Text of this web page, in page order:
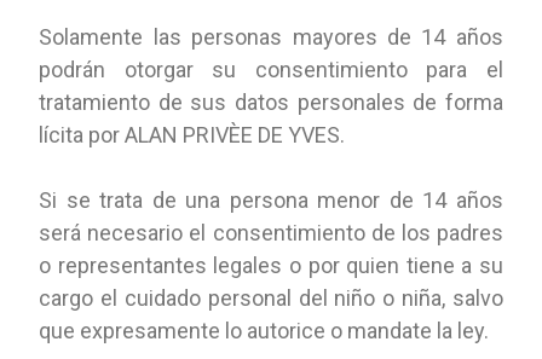
Solamente las personas mayores de 14 años
podrán otorgar su consentimiento para el
tratamiento de sus datos personales de forma
lícita por ALAN PRIVÈE DE YVES.
Si se trata de una persona menor de 14 años
será necesario el consentimiento de los padres
o representantes legales o por quien tiene a su
cargo el cuidado personal del niño o niña, salvo
que expresamente lo autorice o mandate la ley.